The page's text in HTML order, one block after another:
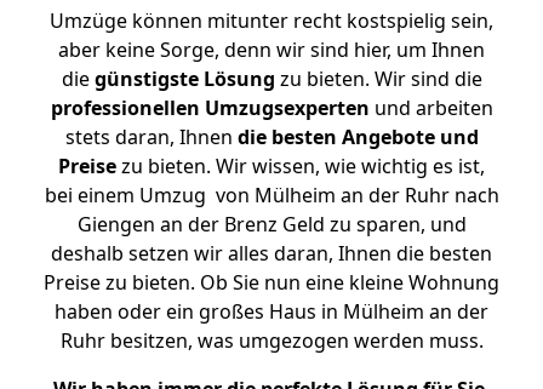
Umzüge können mitunter recht kostspielig sein,
aber keine Sorge, denn wir sind hier, um Ihnen
diegünstigste Lösung zu bieten. Wir sind die
professionellen Umzugsexperten und arbeiten
stets daran, Ihnen die besten Angebote und
Preisezu bieten. Wir wissen, wie wichtig es ist,
bei einem Umzug von Mülheim an der Ruhr nach
Giengen an der Brenz Geld zu sparen, und
deshalb setzen wir alles daran, Ihnen die besten
Preise zu bieten. Ob Sie nun eine kleine Wohnung
haben oder ein großes Haus in Mülheim an der
Ruhr besitzen, was umgezogen werden muss.